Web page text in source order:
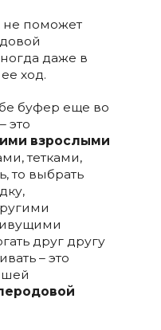
не поможет
даже в
ход.
буфер еще во
это
взрослыми
тетками,
то выбрать
друг другу
– это